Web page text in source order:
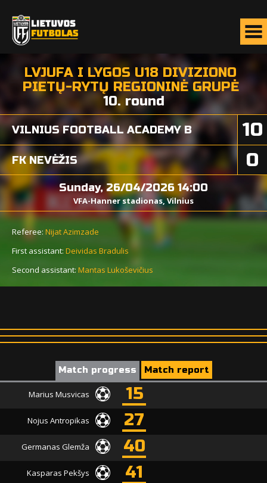
LVJUFA I LYGOS U18 DIVIZIONO
PIETŲ-RYTŲ REGIONINĖ GRUPĖ
10. round
10
VILNIUS FOOTBALL ACADEMY B
FK NEVĖŽIS 0
Sunday, 26/04/2026 14:00
VFA-Hanner stadionas, Vilnius
Referee: Nijat Azimzade
First assistant: Deividas Bradulis
Second assistant: Mantas Lukoševičius
Match progress Match report
Marius Musvicas 15
Nojus Antropikas 27
Germanas Glemža 40
Kasparas Pekšys 41